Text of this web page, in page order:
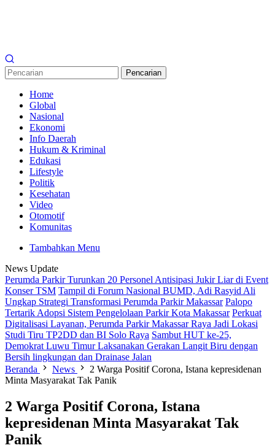
Pencarian
Home
Global
Nasional
Ekonomi
Info Daerah
Hukum & Kriminal
Edukasi
Lifestyle
Politik
Kesehatan
Video
Otomotif
Komunitas
Tambahkan Menu
News Update
Perumda Parkir Turunkan 20 Personel Antisipasi Jukir Liar di Event
Konser TSM Tampil di Forum Nasional BUMD, Adi Rasyid Ali
Ungkap Strategi Transformasi Perumda Parkir Makassar Palopo
Tertarik Adopsi Sistem Pengelolaan Parkir Kota Makassar Perkuat
Digitalisasi Layanan, Perumda Parkir Makassar Raya Jadi Lokasi
Studi Tiru TP2DD dan BI Solo Raya Sambut HUT ke-25,
Demokrat Luwu Timur Laksanakan Gerakan Langit Biru dengan
Bersih lingkungan dan Drainase Jalan
Beranda
News
2 Warga Positif Corona, Istana kepresidenan
Minta Masyarakat Tak Panik
2 Warga Positif Corona, Istana
kepresidenan Minta Masyarakat Tak
Panik